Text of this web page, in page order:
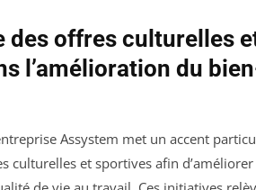
des offres culturelles
l’amélioration du
Assystem met un accent
culturelles et sportives afin d’améliorer